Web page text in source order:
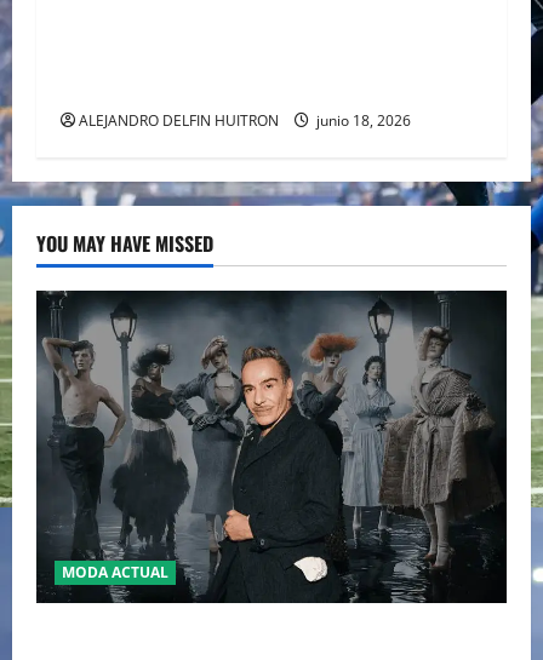
ALEJANDRO DELFIN HUITRON junio 18, 2026
YOU MAY HAVE MISSED
MODA ACTUAL